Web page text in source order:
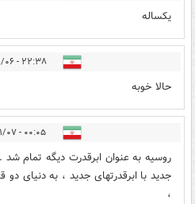
یکساله
۲۲:۳۸ - ۱۴۰۲/۰۱/۰۶
حالا خوبه
۰۰:۰۵ - ۱۴۰۲/۰۱/۰۷
روسیه به عنوان ابرقدرت دیگه تمام
جدید با ابرقدرتهای جدید ، به دنیای
،